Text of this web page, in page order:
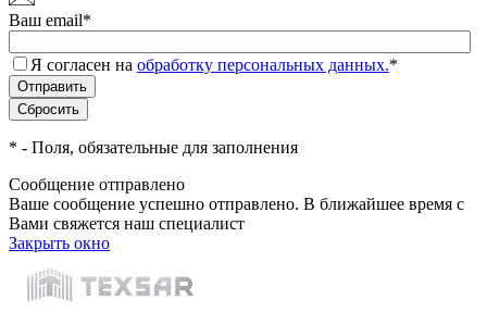
Ваш email*
Я согласен на обработку персональных данных.*
* - Поля, обязательные для заполнения
Сообщение отправлено
Ваше сообщение успешно отправлено. В ближайшее время с
Вами свяжется наш специалист
Закрыть окно